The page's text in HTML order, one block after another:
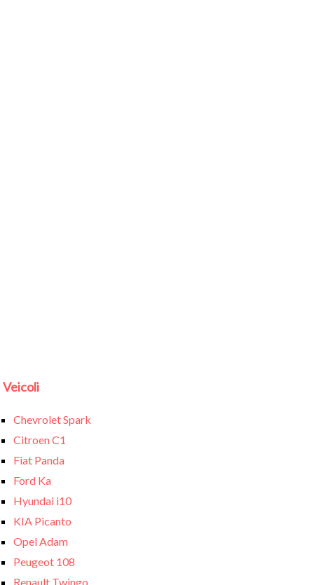
Veicoli
Chevrolet Spark
Citroen C1
Fiat Panda
Ford Ka
Hyundai i10
KIA Picanto
Opel Adam
Peugeot 108
Renault Twingo